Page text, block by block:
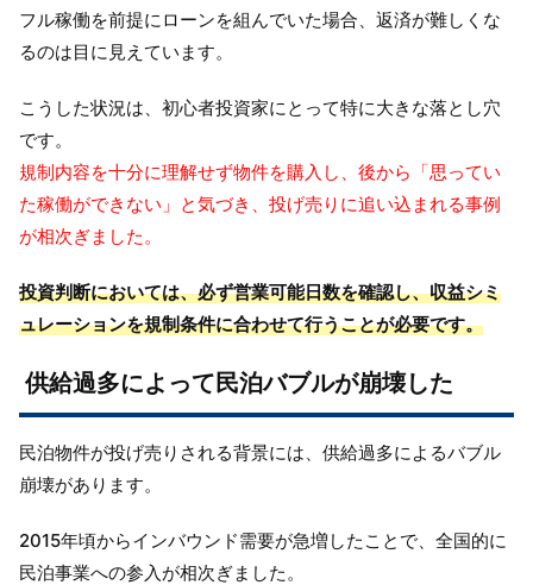
フル稼働を前提にローンを組んでいた場合、返済が難しくな
るのは目に見えています。
こうした状況は、初心者投資家にとって特に大きな落とし穴
です。
規制内容を十分に理解せず物件を購入し、後から「思ってい
た稼働ができない」と気づき、投げ売りに追い込まれる事例
が相次ぎました。
投資判断においては、必ず営業可能日数を確認し、収益シミ
ュレーションを規制条件に合わせて行うことが必要です。
供給過多によって民泊バブルが崩壊した
民泊物件が投げ売りされる背景には、供給過多によるバブル
崩壊があります。
2015年頃からインバウンド需要が急増したことで、全国的に
民泊事業への参入が相次ぎました。